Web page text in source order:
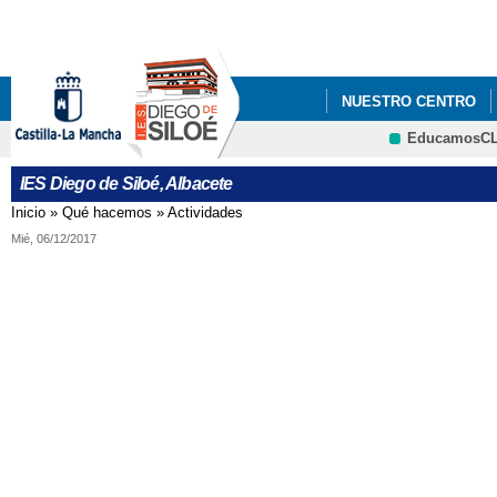
NUESTRO CENTRO
INFÓRMATE AMPA
IES Diego de Siloé, Albacete
Se encuentra usted aquí
Inicio » Qué hacemos » Actividades
Mié, 06/12/2017